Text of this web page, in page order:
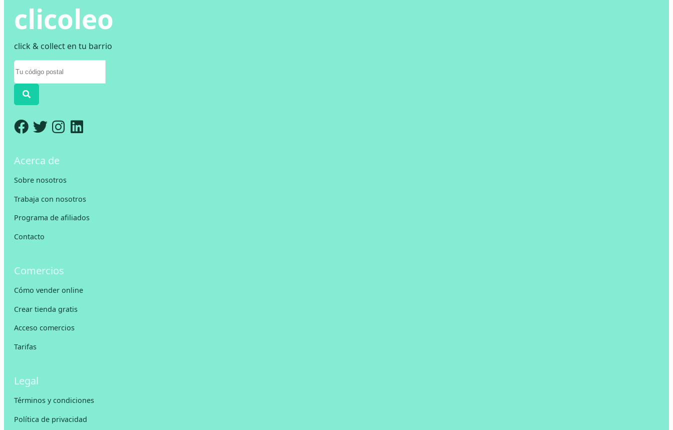
clicoleo
click & collect en tu barrio
Acerca de
Sobre nosotros
Trabaja con nosotros
Programa de afiliados
Contacto
Comercios
Cómo vender online
Crear tienda gratis
Acceso comercios
Tarifas
Legal
Términos y condiciones
Política de privacidad